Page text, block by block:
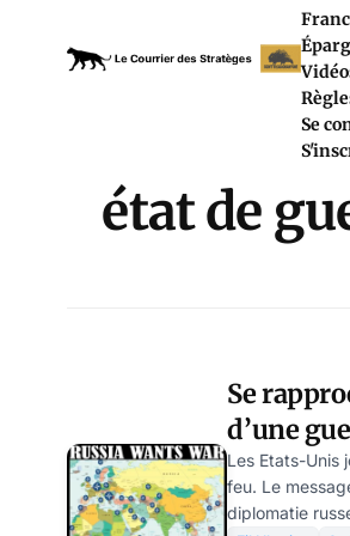
Se
état de
Se
d’une
ouverte
Etats-
Les Etats-Unis
feu. Le
diplomatie